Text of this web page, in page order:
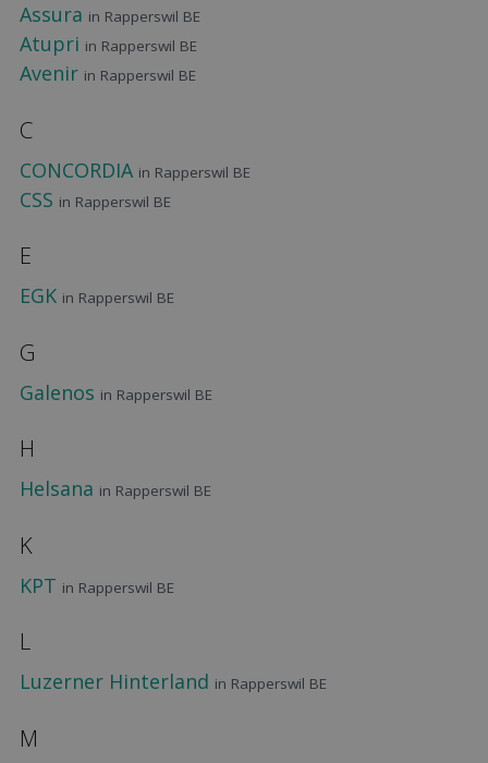
Assura in Rapperswil BE
Atupri in Rapperswil BE
Avenir in Rapperswil BE
C
CONCORDIA in Rapperswil BE
CSS in Rapperswil BE
E
EGK in Rapperswil BE
G
Galenos in Rapperswil BE
H
Helsana in Rapperswil BE
K
KPT in Rapperswil BE
L
Luzerner Hinterland in Rapperswil BE
M